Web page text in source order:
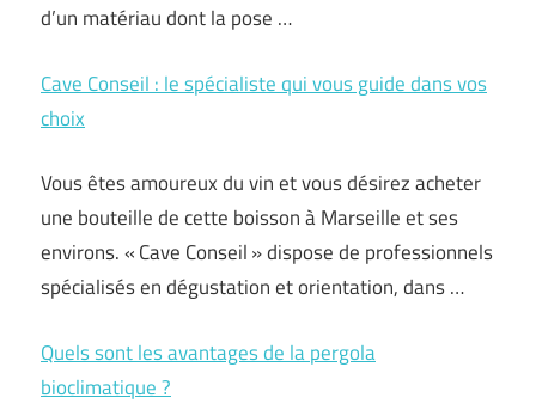
d’un matériau dont la pose …
Cave Conseil : le spécialiste qui vous guide dans vos
choix
Vous êtes amoureux du vin et vous désirez acheter
une bouteille de cette boisson à Marseille et ses
environs. « Cave Conseil » dispose de professionnels
spécialisés en dégustation et orientation, dans …
Quels sont les avantages de la pergola
bioclimatique ?